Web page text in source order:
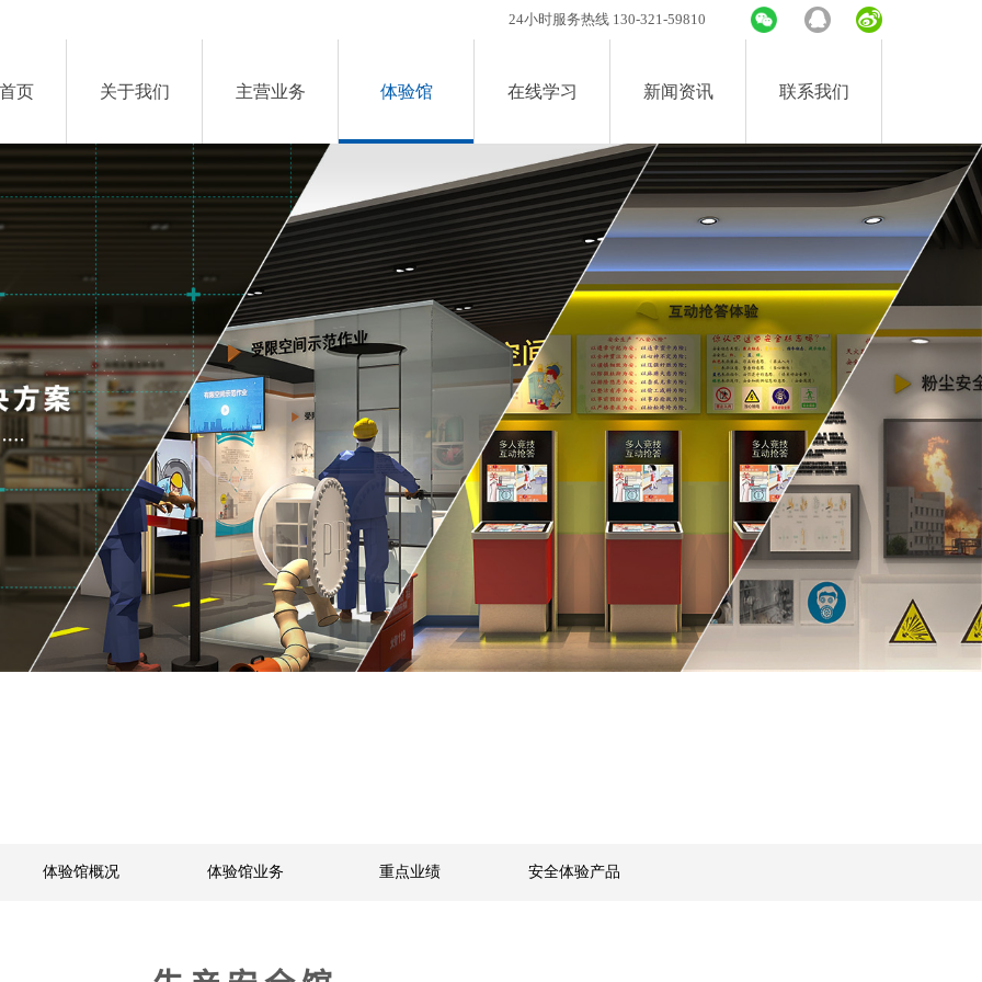
24小时服务热线 130-321-59810
页 关于我们 主营业务 体验馆 在线学习 新闻资讯 联系我们
体验馆概况 体验馆业务 重点业绩 安全体验产品